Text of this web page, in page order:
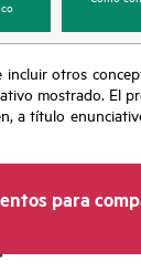
otros
mostrado. El
a título
para